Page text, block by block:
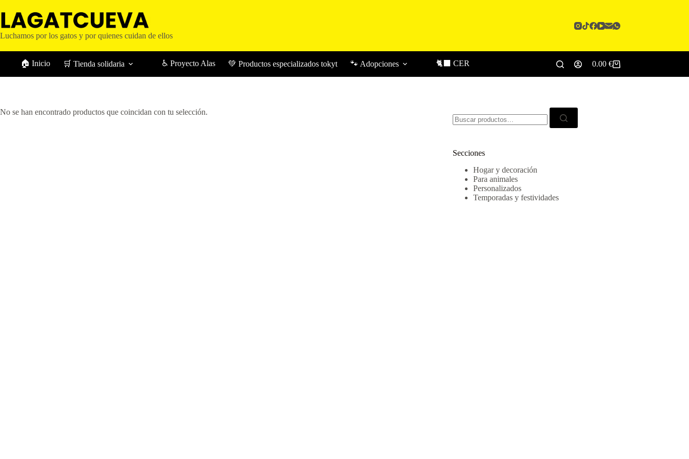
al
contenido
Luchamos por los gatos y por quienes cuidan de ellos
🏠 Inicio 🛒 Tienda solidaria ♿ Proyecto Alas 💚 Productos especializados tokyt 🐾 Adopciones 🐈‍⬛ CER
Carro
de
0.00 €
No se han encontrado productos que coincidan con tu selección.
Secciones
Hogar y decoración
Para animales
Personalizados
Temporadas y festividades